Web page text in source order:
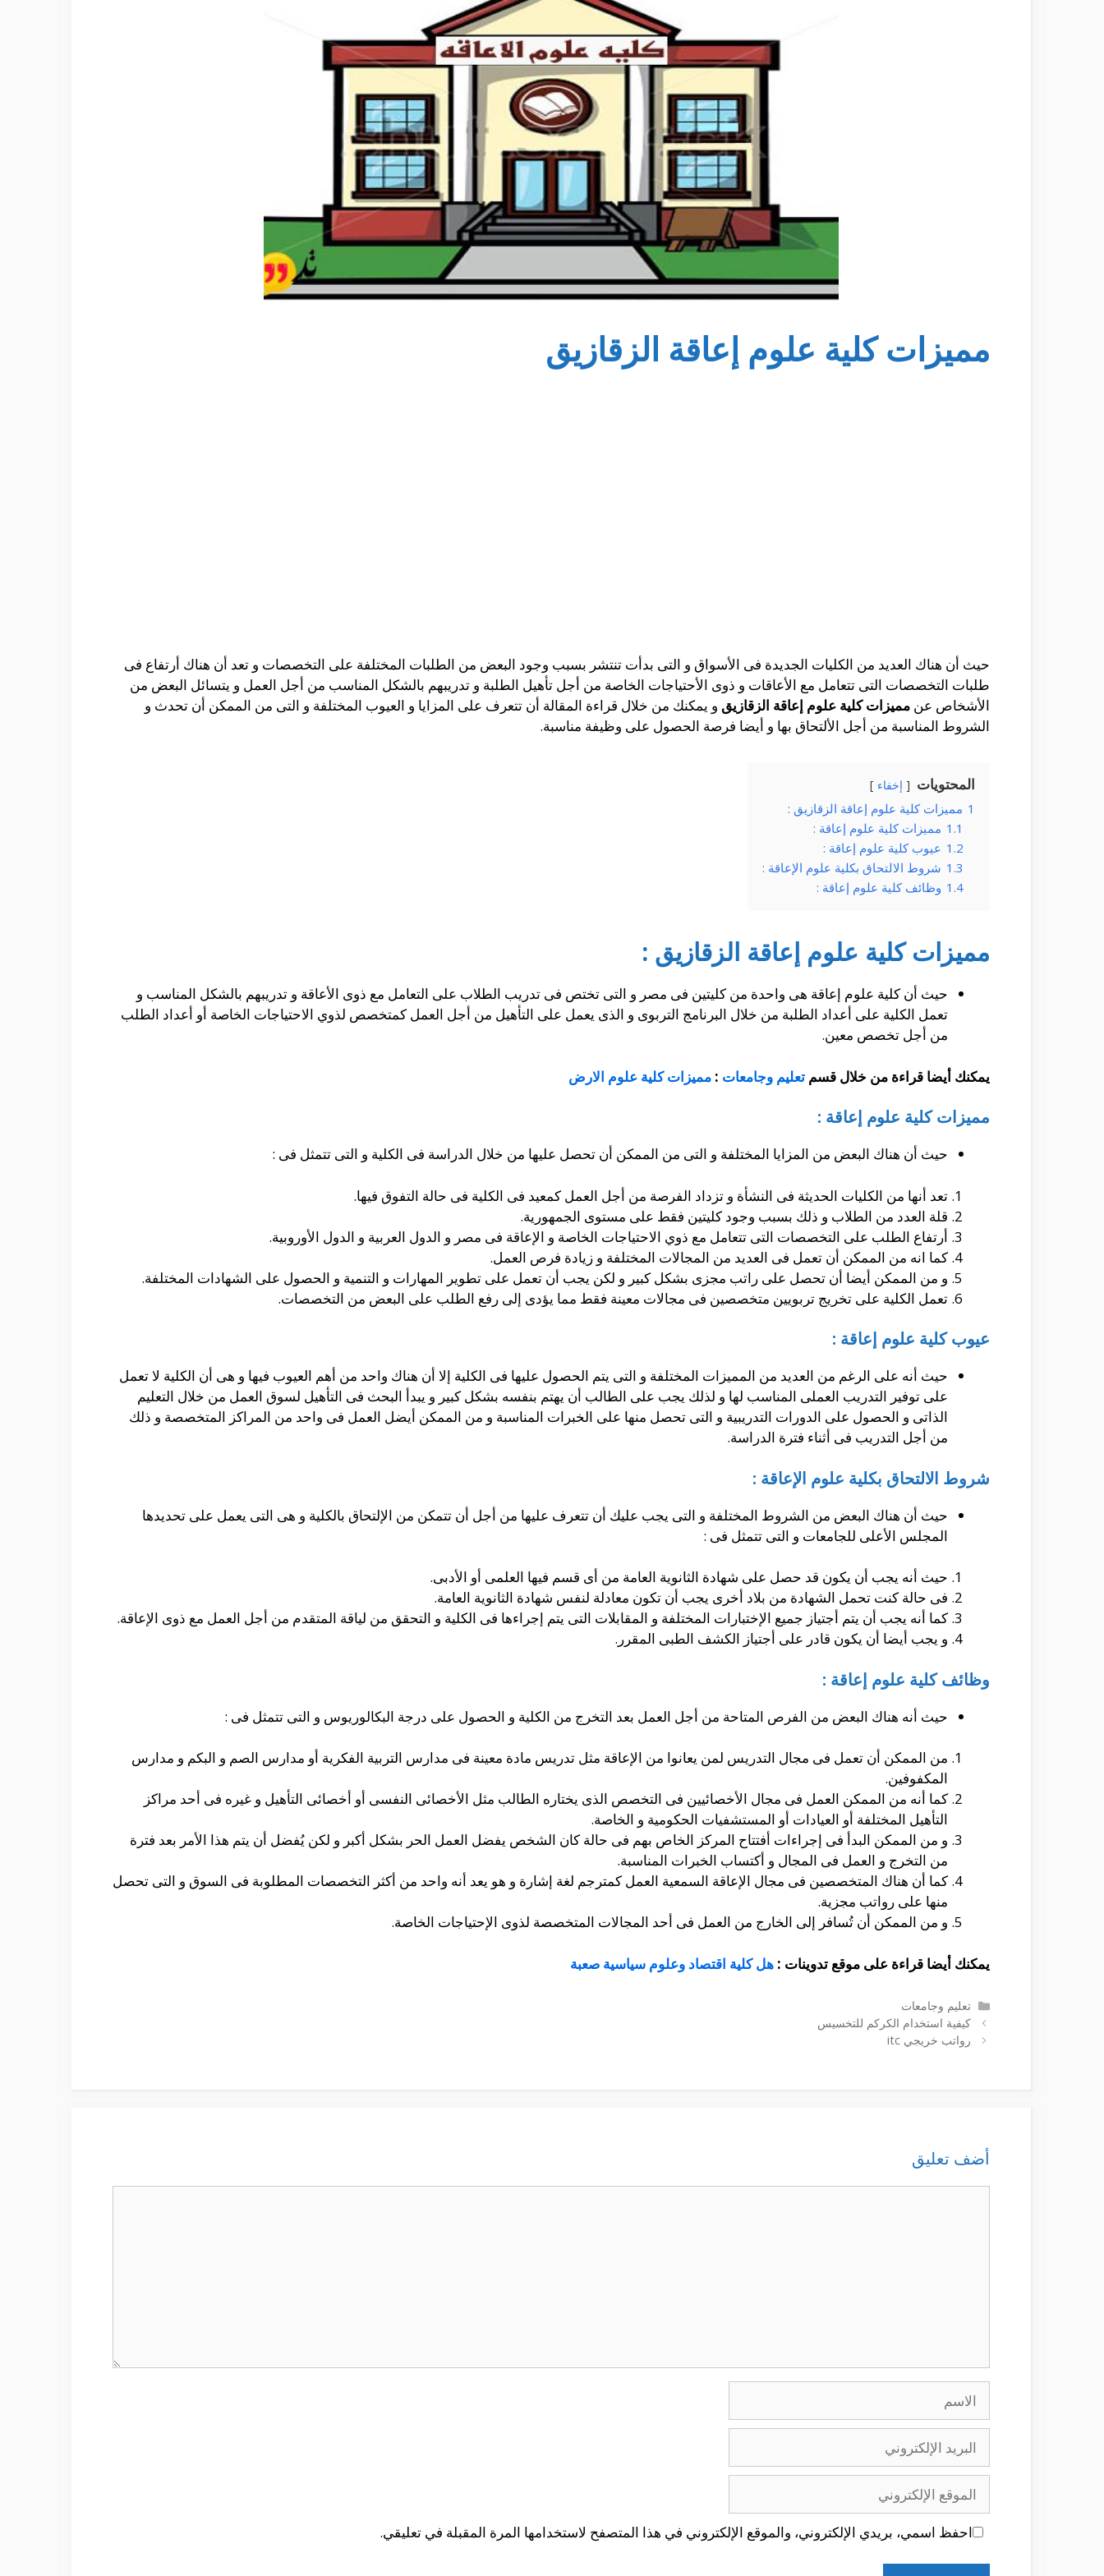
مميزات كلية علوم إعاقة الزقازيق
حيث أن هناك العديد من الكليات الجديدة فى الأسواق و التى بدأت تنتشر بسبب وجود البعض من الطلبات المختلفة على التخصصات و تعد أن هناك أرتفاع فى
طلبات التخصصات التى تتعامل مع الأعاقات و ذوى الأحتياجات الخاصة من أجل تأهيل الطلبة و تدريبهم بالشكل المناسب من أجل العمل و يتسائل البعض من
الأشخاص عن مميزات كلية علوم إعاقة الزقازيق و يمكنك من خلال قراءة المقالة أن تتعرف على المزايا و العيوب المختلفة و التى من الممكن أن تحدث و
الشروط المناسبة من أجل الألتحاق بها و أيضا فرصة الحصول على وظيفة مناسبة.
المحتويات إخفاء
1 مميزات كلية علوم إعاقة الزقازيق :
1.1 مميزات كلية علوم إعاقة :
1.2 عيوب كلية علوم إعاقة :
1.3 شروط الالتحاق بكلية علوم الإعاقة :
1.4 وظائف كلية علوم إعاقة :
مميزات كلية علوم إعاقة الزقازيق :
حيث أن كلية علوم إعاقة هى واحدة من كليتين فى مصر و التى تختص فى تدريب الطلاب على التعامل مع ذوى الأعاقة و تدريبهم بالشكل المناسب و
تعمل الكلية على أعداد الطلبة من خلال البرنامج التربوى و الذى يعمل على التأهيل من أجل العمل كمتخصص لذوي الاحتياجات الخاصة أو أعداد الطلب
من أجل تخصص معين.
يمكنك أيضا قراءة من خلال قسم تعليم وجامعات : مميزات كلية علوم الارض
مميزات كلية علوم إعاقة :
حيث أن هناك البعض من المزايا المختلفة و التى من الممكن أن تحصل عليها من خلال الدراسة فى الكلية و التى تتمثل فى :
تعد أنها من الكليات الحديثة فى النشأة و تزداد الفرصة من أجل العمل كمعيد فى الكلية فى حالة التفوق فيها.
قلة العدد من الطلاب و ذلك بسبب وجود كليتين فقط على مستوى الجمهورية.
أرتفاع الطلب على التخصصات التى تتعامل مع ذوي الاحتياجات الخاصة و الإعاقة فى مصر و الدول العربية و الدول الأوروبية.
كما انه من الممكن أن تعمل فى العديد من المجالات المختلفة و زيادة فرص العمل.
و من الممكن أيضا أن تحصل على راتب مجزى بشكل كبير و لكن يجب أن تعمل على تطوير المهارات و التنمية و الحصول على الشهادات المختلفة.
تعمل الكلية على تخريج تربويين متخصصين فى مجالات معينة فقط مما يؤدى إلى رفع الطلب على البعض من التخصصات.
عيوب كلية علوم إعاقة :
حيث أنه على الرغم من العديد من المميزات المختلفة و التى يتم الحصول عليها فى الكلية إلا أن هناك واحد من أهم العيوب فيها و هى أن الكلية لا تعمل
على توفير التدريب العملى المناسب لها و لذلك يجب على الطالب أن يهتم بنفسه بشكل كبير و يبدأ البحث فى التأهيل لسوق العمل من خلال التعليم
الذاتى و الحصول على الدورات التدريبية و التى تحصل منها على الخبرات المناسبة و من الممكن أيضل العمل فى واحد من المراكز المتخصصة و ذلك
من أجل التدريب فى أثناء فترة الدراسة.
شروط الالتحاق بكلية علوم الإعاقة :
حيث أن هناك البعض من الشروط المختلفة و التى يجب عليك أن تتعرف عليها من أجل أن تتمكن من الإلتحاق بالكلية و هى التى يعمل على تحديدها
المجلس الأعلى للجامعات و التى تتمثل فى :
حيث أنه يجب أن يكون قد حصل على شهادة الثانوية العامة من أى قسم فيها العلمى أو الأدبى.
فى حالة كنت تحمل الشهادة من بلاد أخرى يجب أن تكون معادلة لنفس شهادة الثانوية العامة.
كما أنه يجب أن يتم أجتياز جميع الإختبارات المختلفة و المقابلات التى يتم إجراءها فى الكلية و التحقق من لياقة المتقدم من أجل العمل مع ذوى الإعاقة.
و يجب أيضا أن يكون قادر على أجتياز الكشف الطبى المقرر.
وظائف كلية علوم إعاقة :
حيث أنه هناك البعض من الفرص المتاحة من أجل العمل بعد التخرج من الكلية و الحصول على درجة البكالوريوس و التى تتمثل فى :
من الممكن أن تعمل فى مجال التدريس لمن يعانوا من الإعاقة مثل تدريس مادة معينة فى مدارس التربية الفكرية أو مدارس الصم و البكم و مدارس
المكفوفين.
كما أنه من الممكن العمل فى مجال الأخصائيين فى التخصص الذى يختاره الطالب مثل الأخصائى النفسى أو أخصائى التأهيل و غيره فى أحد مراكز
التأهيل المختلفة أو العيادات أو المستشفيات الحكومية و الخاصة.
و من الممكن البدأ فى إجراءات أفتتاح المركز الخاص بهم فى حالة كان الشخص يفضل العمل الحر بشكل أكبر و لكن يُفضل أن يتم هذا الأمر بعد فترة
من التخرج و العمل فى المجال و أكتساب الخبرات المناسبة.
كما أن هناك المتخصصين فى مجال الإعاقة السمعية العمل كمترجم لغة إشارة و هو يعد أنه واحد من أكثر التخصصات المطلوبة فى السوق و التى تحصل
منها على رواتب مجزية.
و من الممكن أن تُسافر إلى الخارج من العمل فى أحد المجالات المتخصصة لذوى الإحتياجات الخاصة.
يمكنك أيضا قراءة على موقع تدوينات : هل كلية اقتصاد وعلوم سياسية صعبة
التصنيفات
تعليم وجامعات
كيفية استخدام الكركم للتخسيس
رواتب خريجي itc
أضف تعليق
الاسم
البريد
الإلكتروني
الموقع
الإلكتروني
احفظ اسمي، بريدي الإلكتروني، والموقع الإلكتروني في هذا المتصفح لاستخدامها المرة المقبلة في تعليقي.